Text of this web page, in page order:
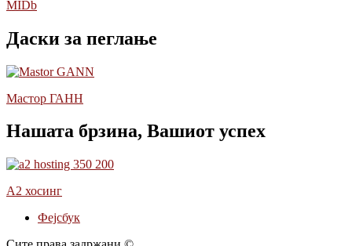
MIDb
Даски за пеглање
Мастор ГАНН
Нашата брзина, Вашиот успех
А2 хосинг
Фејсбук